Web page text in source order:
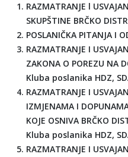
RAZMATRANJE l
SKUPŠTINE BRČKO
POSLANIČKA PITANJA I
RAZMATRANJE I
ZAKONA O POREZU NA
Kluba poslanika HDZ,
RAZMATRANJE I
IZMJENAMA I
KOJE OSNIVA BRČKO
Kluba poslanika HDZ,
RAZMATRANJE I